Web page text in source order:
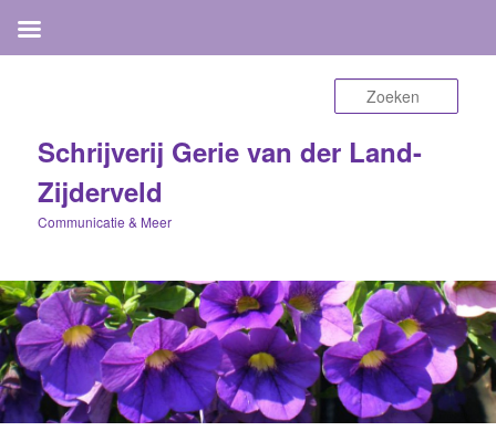
Schrijverij Gerie van der Land-
Zijderveld
Communicatie & Meer